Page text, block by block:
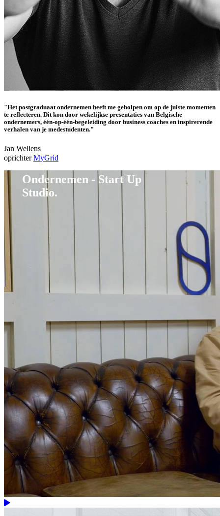
Ondernemen - Start Up
Studio.
"Het postgraduaat ondernemen heeft me geholpen om op de juiste momenten
te reflecteren. Dit kon door wekelijkse presentaties van Belgische
ondernemers, één-op-één-begeleiding door business coaches en inspirerende
verhalen van je medestudenten."
Jan Wellens
oprichterMyGrid
Video